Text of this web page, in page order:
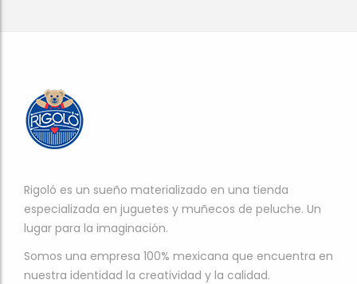
Rigoló es un sueño materializado en una tienda
especializada en juguetes y muñecos de peluche. Un
lugar para la imaginación.
Somos una empresa 100% mexicana que encuentra en
nuestra identidad la creatividad y la calidad.